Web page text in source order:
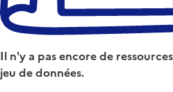
Il n'y a pas encore de
jeu de données.